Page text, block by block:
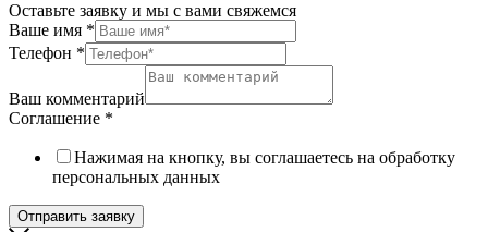
Оставьте заявку и мы с вами свяжемся
Ваше имя *
Телефон *
Ваш комментарий
Соглашение *
Нажимая на кнопку, вы соглашаетесь на обработку
персональных данных
Отправить заявку